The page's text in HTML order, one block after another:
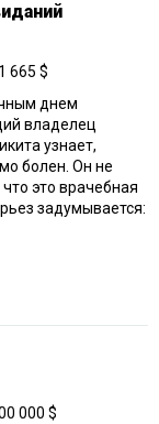
665 $
днем
владелец
узнает,
болен. Он не
это врачебная
задумывается:
000 $